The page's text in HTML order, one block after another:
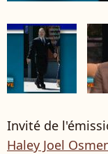
Invité de
Haley Joel